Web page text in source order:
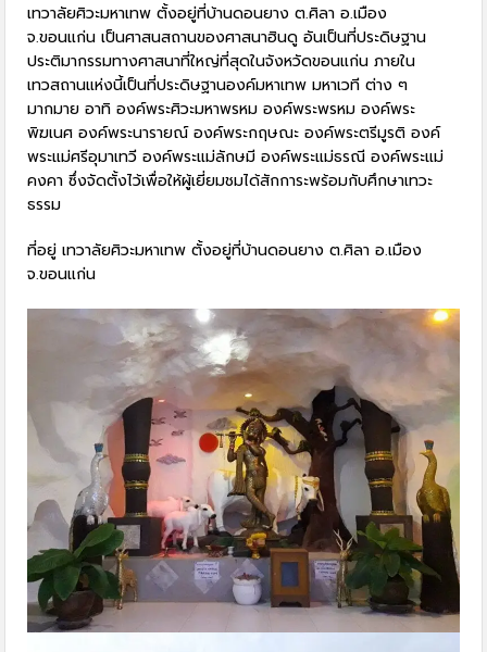
เทวาลัยศิวะมหาเทพ ตั้งอยู่ที่บ้านดอนยาง ต.ศิลา อ.เมือง
จ.ขอนแก่น เป็นศาสนสถานของศาสนาฮินดู อันเป็นที่ประดิษฐาน
ประติมากรรมทางศาสนาที่ใหญ่ที่สุดในจังหวัดขอนแก่น ภายใน
เทวสถานแห่งนี้เป็นที่ประดิษฐานองค์มหาเทพ มหาเวที ต่าง ๆ
มากมาย อาทิ องค์พระศิวะมหาพรหม องค์พระพรหม องค์พระ
พิฆเนศ องค์พระนารายณ์ องค์พระกฤษณะ องค์พระตรีมูรติ องค์
พระแม่ศรีอุมาเทวี องค์พระแม่ลักษมี องค์พระแม่ธรณี องค์พระแม่
คงคา ซึ่งจัดตั้งไว้เพื่อให้ผู้เยี่ยมชมได้สักการะพร้อมกับศึกษาเทวะ
ธรรม
ที่อยู่ เทวาลัยศิวะมหาเทพ ตั้งอยู่ที่บ้านดอนยาง ต.ศิลา อ.เมือง
จ.ขอนแก่น